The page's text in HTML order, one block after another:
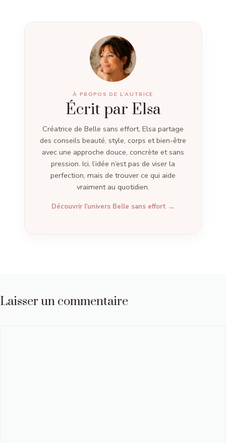
À PROPOS DE L’AUTRICE
Écrit par Elsa
Créatrice de Belle sans effort, Elsa partage
des conseils beauté, style, corps et bien-être
avec une approche douce, concrète et sans
pression. Ici, l’idée n’est pas de viser la
perfection, mais de trouver ce qui aide
vraiment au quotidien.
Découvrir l’univers Belle sans effort →
Laisser un commentaire